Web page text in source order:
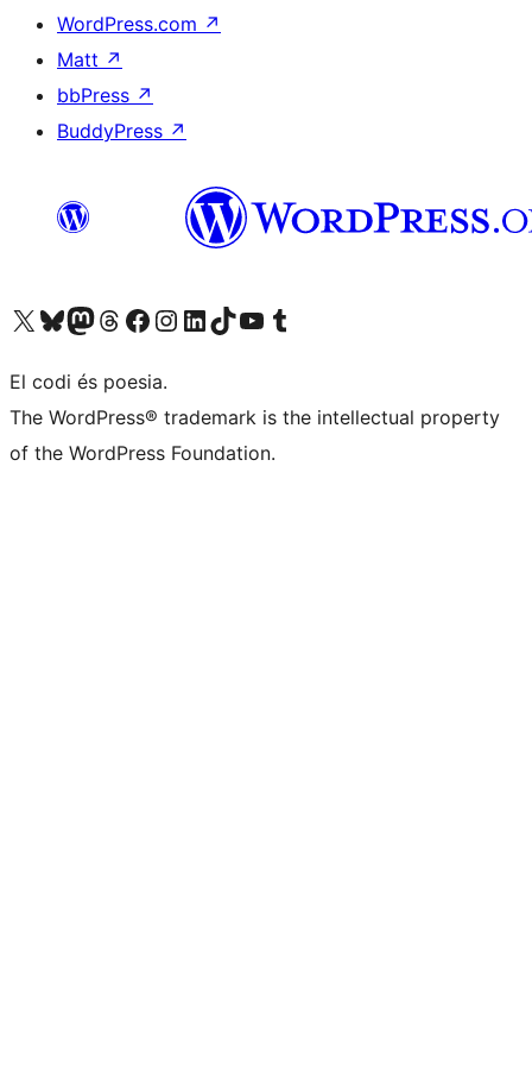
WordPress.com ↗
Matt ↗
bbPress ↗
BuddyPress ↗
Visiteu el nostre compte X (abans Twitter)
Visiteu el nostre compte de Bluesky
Visiteu el nostre compte al Mastodon
Visiteu el nostre compte de Threads
Visiteu la nostra pàgina al Facebook
Visiteu el nostre compte d'Instagram
Visiteu el nostre compte de LinkedIn
Visiteu el nostre compte de TikTok
Visiteu el nostre canal al YouTube
Visiteu el nostre compte de Tumblr
El codi és poesia.
The WordPress® trademark is the intellectual property
of the WordPress Foundation.